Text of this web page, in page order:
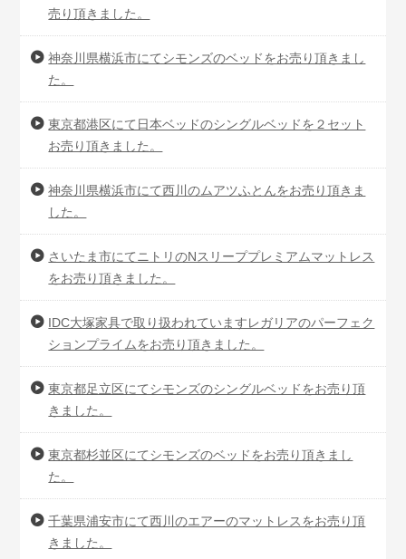
売り頂きました。
神奈川県横浜市にてシモンズのベッドをお売り頂きまし
た。
東京都港区にて日本ベッドのシングルベッドを２セット
お売り頂きました。
神奈川県横浜市にて西川のムアツふとんをお売り頂きま
した。
さいたま市にてニトリのNスリーププレミアムマットレス
をお売り頂きました。
IDC大塚家具で取り扱われていますレガリアのパーフェク
ションプライムをお売り頂きました。
東京都足立区にてシモンズのシングルベッドをお売り頂
きました。
東京都杉並区にてシモンズのベッドをお売り頂きまし
た。
千葉県浦安市にて西川のエアーのマットレスをお売り頂
きました。